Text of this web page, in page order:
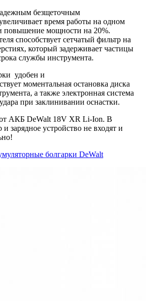
безщеточным
время работы на одном
повышение мощности на 20%.
способствует сетчатый фильтр на
который задерживает частицы
службы инструмента.
удобен и
моментальная остановка диска
а также электронная система
при заклинивании оснастки.
от АКБ DeWalt 18V XR Li-Ion. В
зарядное устройство не входят и
болгарки DeWalt